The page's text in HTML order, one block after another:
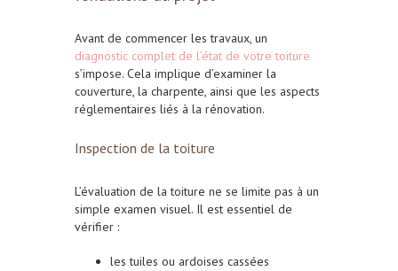
Avant de commencer les travaux, un
diagnostic complet de l’état de votre toiture
s’impose. Cela implique d’examiner la
couverture, la charpente, ainsi que les aspects
réglementaires liés à la rénovation.
Inspection de la toiture
L’évaluation de la toiture ne se limite pas à un
simple examen visuel. Il est essentiel de
vérifier :
les tuiles ou ardoises cassées